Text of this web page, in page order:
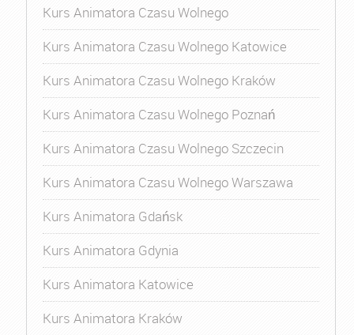
Kurs Animatora Czasu Wolnego
Kurs Animatora Czasu Wolnego Katowice
Kurs Animatora Czasu Wolnego Kraków
Kurs Animatora Czasu Wolnego Poznań
Kurs Animatora Czasu Wolnego Szczecin
Kurs Animatora Czasu Wolnego Warszawa
Kurs Animatora Gdańsk
Kurs Animatora Gdynia
Kurs Animatora Katowice
Kurs Animatora Kraków